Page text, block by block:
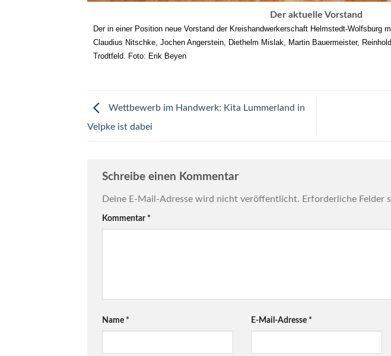
Der aktuelle Vorstand
Der in einer Position neue Vorstand der Kreishandwerkerschaft Helmstedt-Wolfsburg
Claudius Nitschke, Jochen Angerstein, Diethelm Mislak, Martin Bauermeister,
Trodtfeld. Foto: Erik Beyen
Wettbewerb im Handwerk: Kita Lummerland in
Velpke ist dabei
Schreibe einen Kommentar
Deine E-Mail-Adresse wird nicht veröffentlicht. Erforderliche Felder
Kommentar *
Name * E-Mail-Adresse *